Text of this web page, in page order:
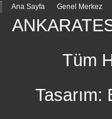
Ana Sayfa Genel Merkez
Tüm
Tasarım: